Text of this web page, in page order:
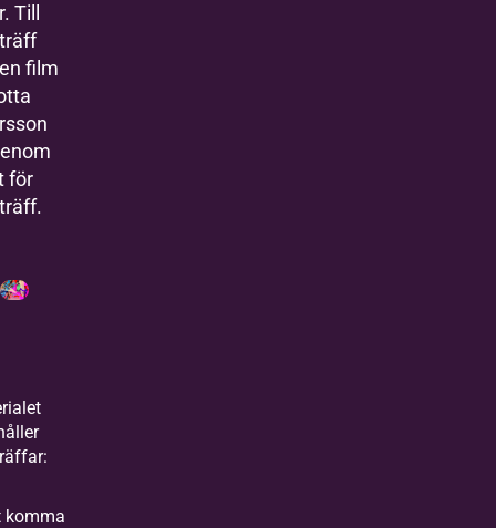
Till
film
för
komma